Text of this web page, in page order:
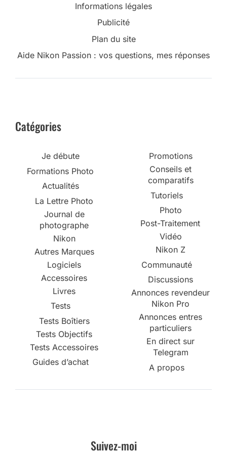
Informations légales
Publicité
Plan du site
Aide Nikon Passion : vos questions, mes réponses
Catégories
Je débute
Formations Photo
Actualités
La Lettre Photo
Journal de
photographe
Nikon
Autres Marques
Logiciels
Accessoires
Livres
Tests
Tests Boîtiers
Tests Objectifs
Tests Accessoires
Guides d’achat
Promotions
Conseils et
comparatifs
Tutoriels
Photo
Post-Traitement
Vidéo
Nikon Z
Communauté
Discussions
Annonces revendeur
Nikon Pro
Annonces entres
particuliers
En direct sur
Telegram
A propos
Suivez-moi